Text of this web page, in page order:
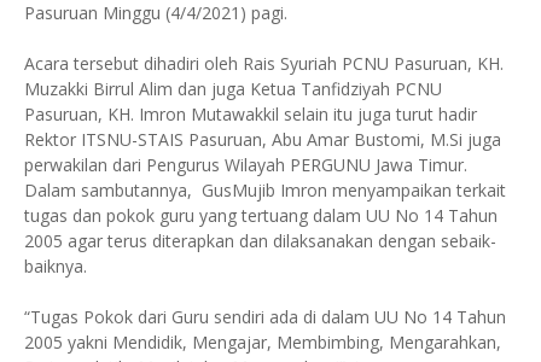
Pasuruan Minggu (4/4/2021) pagi.
Acara tersebut dihadiri oleh Rais Syuriah PCNU Pasuruan, KH.
Muzakki Birrul Alim dan juga Ketua Tanfidziyah PCNU
Pasuruan, KH. Imron Mutawakkil selain itu juga turut hadir
Rektor ITSNU-STAIS Pasuruan, Abu Amar Bustomi, M.Si juga
perwakilan dari Pengurus Wilayah PERGUNU Jawa Timur.
Dalam sambutannya, GusMujib Imron menyampaikan terkait
tugas dan pokok guru yang tertuang dalam UU No 14 Tahun
2005 agar terus diterapkan dan dilaksanakan dengan sebaik-
baiknya.
“Tugas Pokok dari Guru sendiri ada di dalam UU No 14 Tahun
2005 yakni Mendidik, Mengajar, Membimbing, Mengarahkan,